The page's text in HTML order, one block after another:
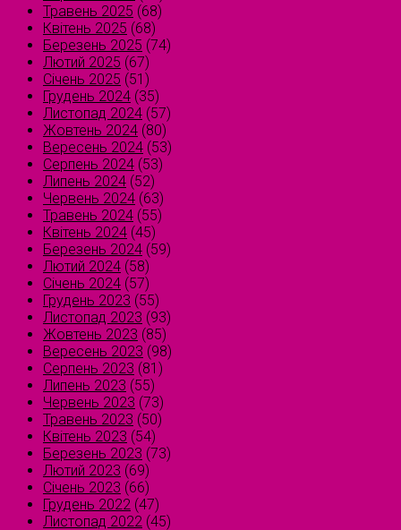
Травень 2025 (68)
Квітень 2025 (68)
Березень 2025 (74)
Лютий 2025 (67)
Січень 2025 (51)
Грудень 2024 (35)
Листопад 2024 (57)
Жовтень 2024 (80)
Вересень 2024 (53)
Серпень 2024 (53)
Липень 2024 (52)
Червень 2024 (63)
Травень 2024 (55)
Квітень 2024 (45)
Березень 2024 (59)
Лютий 2024 (58)
Січень 2024 (57)
Грудень 2023 (55)
Листопад 2023 (93)
Жовтень 2023 (85)
Вересень 2023 (98)
Серпень 2023 (81)
Липень 2023 (55)
Червень 2023 (73)
Травень 2023 (50)
Квітень 2023 (54)
Березень 2023 (73)
Лютий 2023 (69)
Січень 2023 (66)
Грудень 2022 (47)
Листопад 2022 (45)